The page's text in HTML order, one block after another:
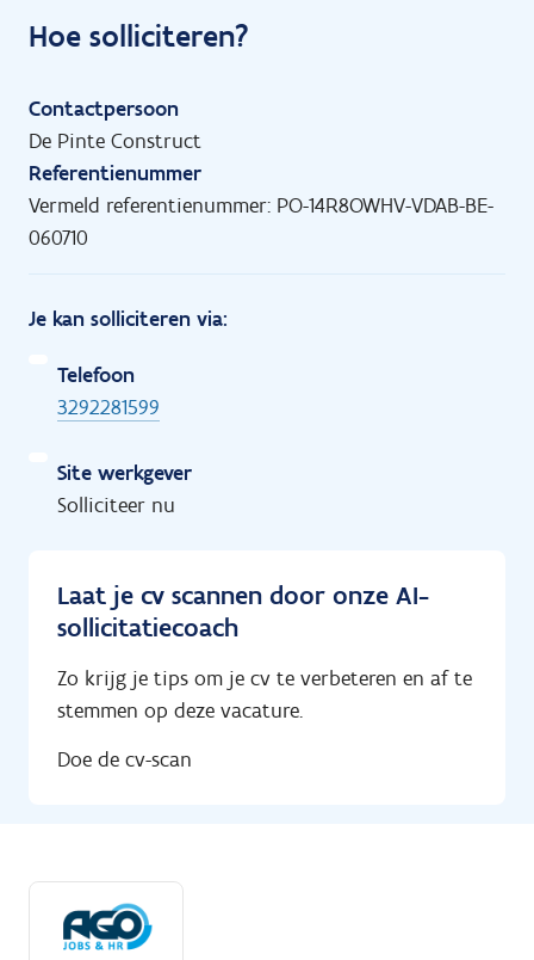
Hoe solliciteren?
Contactpersoon
De Pinte Construct
Referentienummer
Vermeld referentienummer: PO-14R8OWHV-VDAB-BE-
060710
Je kan solliciteren via:
Telefoon
3292281599
Site werkgever
Solliciteer nu
Laat je cv scannen door onze AI-
sollicitatiecoach
Zo krijg je tips om je cv te verbeteren en af te
stemmen op deze vacature.
Doe de cv-scan